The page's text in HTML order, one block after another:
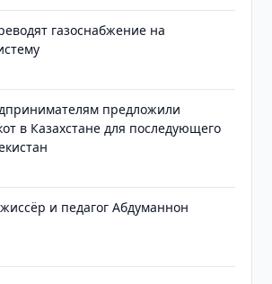
газоснабжение на
предложили
в Казахстане для последующего
и педагог Абдуманнон